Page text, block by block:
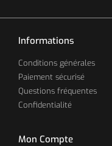
Informations
Conditions générales
Paiement sécurisé
Questions fréquentes
Confidentialité
Mon Compte